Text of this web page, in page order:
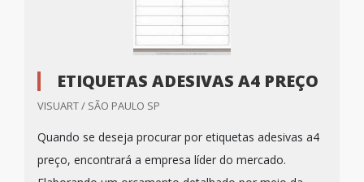
ETIQUETAS ADESIVAS A4 PREÇO
VISUART / SÃO PAULO SP
Quando se deseja procurar por etiquetas adesivas a4
preço, encontrará a empresa líder do mercado.